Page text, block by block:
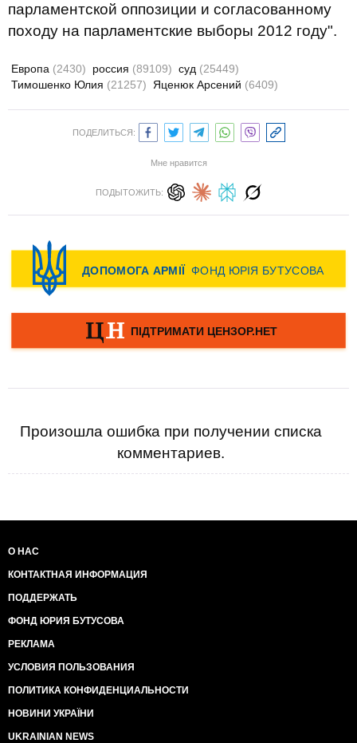
парламентской оппозиции и согласованному
походу на парламентские выборы 2012 году".
Европа (2430) россия (89109) суд (25449)
Тимошенко Юлия (21257) Яценюк Арсений (6409)
ПОДЕЛИТЬСЯ:
Мне нравится
ПОДЫТОЖИТЬ:
Произошла ошибка при получении списка
комментариев.
О НАС
КОНТАКТНАЯ ИНФОРМАЦИЯ
ПОДДЕРЖАТЬ
ФОНД ЮРИЯ БУТУСОВА
РЕКЛАМА
УСЛОВИЯ ПОЛЬЗОВАНИЯ
ПОЛИТИКА КОНФИДЕНЦИАЛЬНОСТИ
НОВИНИ УКРАЇНИ
UKRAINIAN NEWS